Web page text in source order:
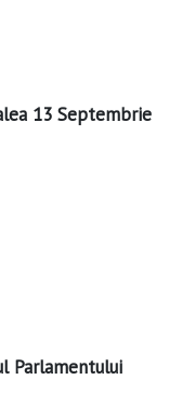
13 Septembrie
Parlamentului